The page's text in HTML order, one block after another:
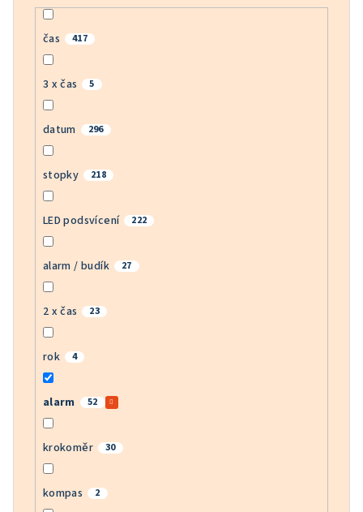
čas 417
3 x čas 5
datum 296
stopky 218
LED podsvícení 222
alarm / budík 27
2 x čas 23
rok 4
alarm 52
krokoměr 30
kompas 2